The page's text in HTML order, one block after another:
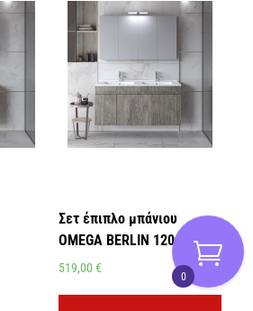
Σετ έπιπλο μπάνιου
OMEGA BERLIN 120
519,00 €
0